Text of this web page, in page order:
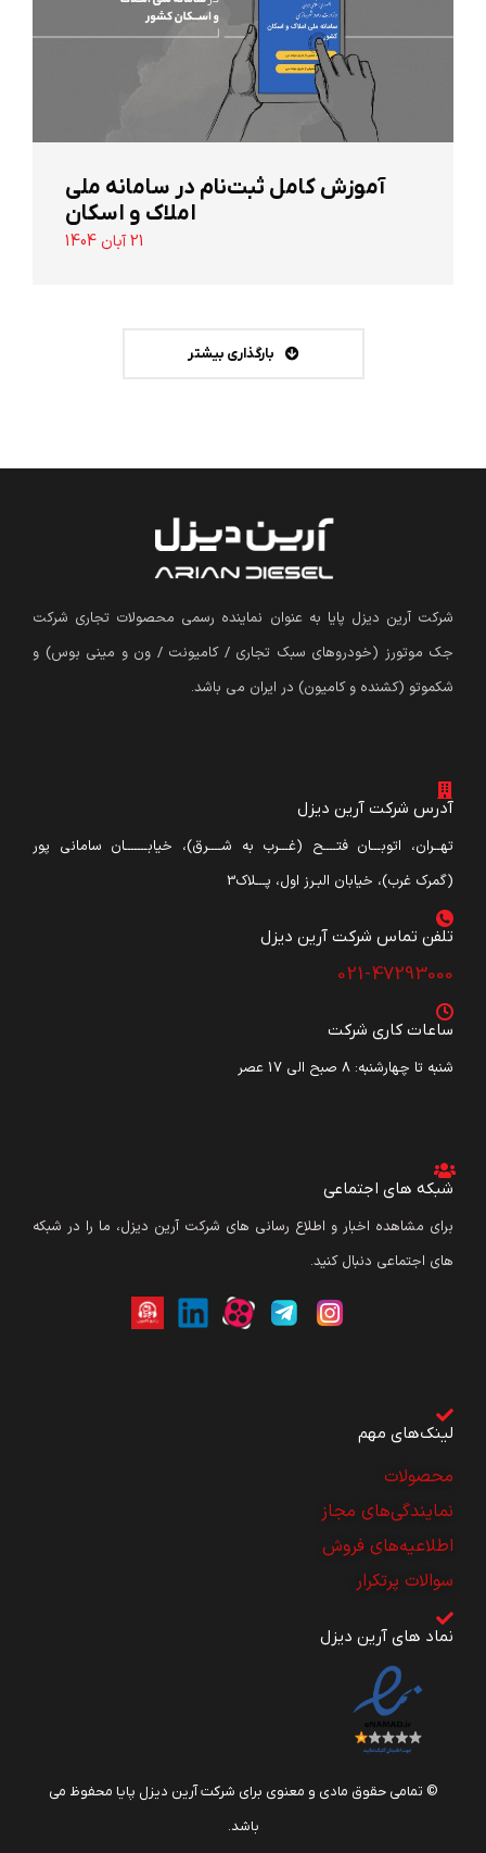
آموزش کامل ثبت‌نام در سامانه ملی
املاک و اسکان
21 آبان 1404
بارگذاری بیشتر
شرکت آرین دیزل پایا به عنوان نماینده رسمی محصولات تجاری شرکت
جک موتورز (خودروهای سبک تجاری / کامیونت / ون و مینی بوس) و
شکموتو (کشنده و کامیون) در ایران می باشد.
آدرس شرکت آرین دیزل
تهــران، اتوبـــان فتــــح (غـــرب به شــــرق)، خیابـــــــان سامانی پور
(گمرک غرب)، خیابان البـرز اول، پـــلاک3
تلفن تماس شرکت آرین دیزل​
021-47293000
ساعات کاری شرکت
شنبه تا چهارشنبه: ۸ صبح الی 17 عصر
شبکه های اجتماعی
برای مشاهده اخبار و اطلاع رسانی های شرکت آرین دیزل، ما را در شبکه
های اجتماعی دنبال کنید.
لینک‌های مهم
محصولات
نمایندگی‌های مجاز
اطلاعیه‌های فروش
سوالات پرتکرار
نماد های آرین دیزل
© تمامی حقوق مادی و معنوی برای شرکت آرین دیزل پایا محفوظ می
باشد.